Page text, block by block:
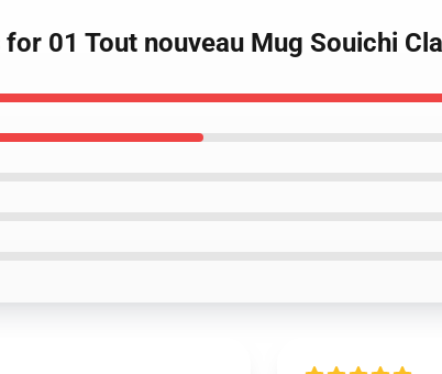
01 Tout nouveau Mug Souichi